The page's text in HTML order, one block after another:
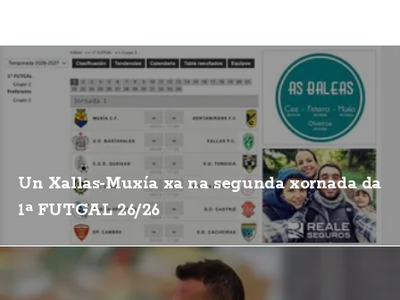
Un Xallas-Muxía xa na segunda xornada da
1ª FUTGAL 26/26